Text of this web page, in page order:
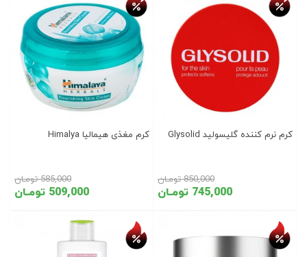
کرم نرم کننده گلیسولید Glysolid
745,000 تومـان
850,000 تومـان
کرم مغذی هیمالیا Himalya
509,000 تومـان
585,000 تومـان